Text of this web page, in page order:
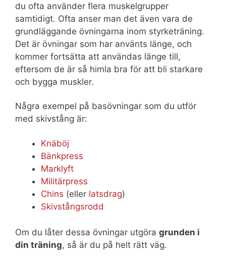
du ofta använder flera muskelgrupper
samtidigt. Ofta anser man det även vara de
grundläggande övningarna inom styrketräning.
Det är övningar som har använts länge, och
kommer fortsätta att användas länge till,
eftersom de är så himla bra för att bli starkare
och bygga muskler.
Några exempel på basövningar som du utför
med skivstång är:
Knäböj
Bänkpress
Marklyft
Militärpress
Chins (eller latsdrag)
Skivstångsrodd
Om du låter dessa övningar utgöra grunden i
din träning, så är du på helt rätt väg.